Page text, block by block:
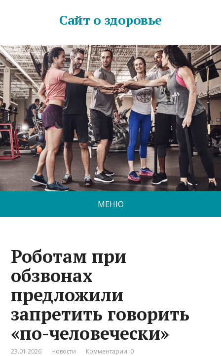
Сайт о здоровье
МЕНЮ
Роботам при
обзвонах
предложили
запретить говорить
«по-человечески»
23.01.2026 Новости Комментарии: 0